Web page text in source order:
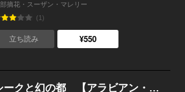
部摘花・スーザン・マレリー
(1)
立ち読み ¥550
シークと幻の都 【アラビアン・ロマンス：バハニア王国編 I】